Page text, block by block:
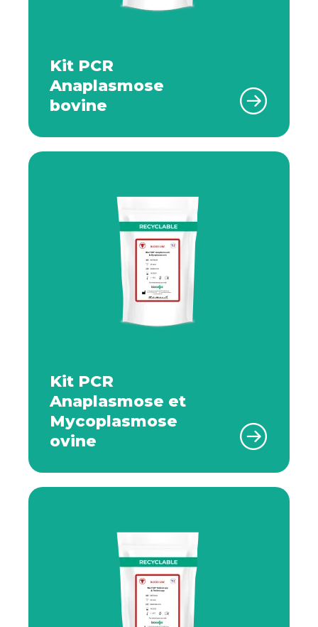
Kit PCR
Anaplasmose
bovine
Kit PCR
Anaplasmose et
Mycoplasmose
ovine